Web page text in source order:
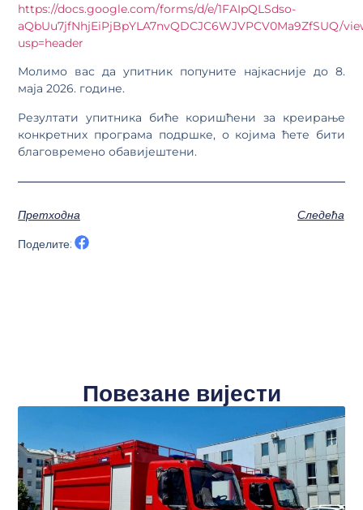
https://docs.google.com/forms/d/e/1FAIpQLSdso-
aQbUu7jfNhjEiPjBpYLA7nvQDCJC6WJVPCV0Ma9ZfSUQ/
usp=header
Молимо вас да упитник попуните најкасније до 8.
маја 2026. године.
Резултати упитника биће коришћени за креирање
конкретних програма подршке, о којима ћете бити
благовремено обавијештени.
Претходна
Следећа
Поделите:
Повезане вијести